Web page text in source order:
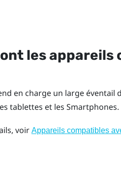
les appareils
en charge un large éventail
tablettes et les Smartphones.
voir Appareils compatibles